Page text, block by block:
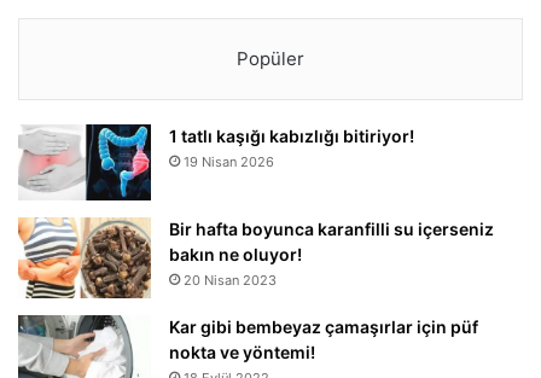
Popüler
1 tatlı kaşığı kabızlığı bitiriyor!
19 Nisan 2026
Bir hafta boyunca karanfilli su içerseniz
bakın ne oluyor!
20 Nisan 2023
Kar gibi bembeyaz çamaşırlar için püf
nokta ve yöntemi!